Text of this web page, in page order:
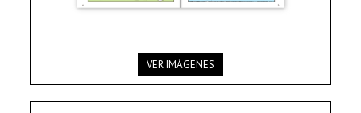
VER IMÁGENES